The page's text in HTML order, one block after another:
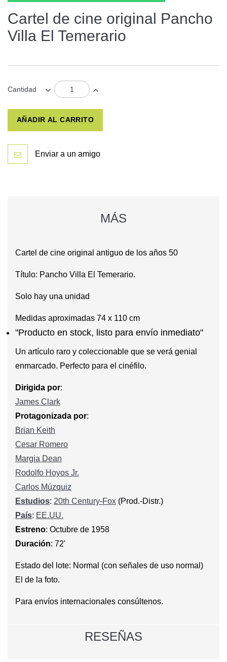
Cartel de cine original Pancho
Villa El Temerario
Cantidad
AÑADIR AL CARRITO
Enviar a un amigo
MÁS
Cartel de cine original antiguo de los años 50
Título: Pancho Villa El Temerario.
Solo hay una unidad
Medidas aproximadas 74 x 110 cm
"Producto en stock, listo para envío inmediato"
Un artículo raro y coleccionable que se verá genial
enmarcado. Perfecto para el cinéfilo.
Dirigida por:
James Clark
Protagonizada por:
Brian Keith
Cesar Romero
Margia Dean
Rodolfo Hoyos Jr.
Carlos Múzquiz
Estudios: 20th Century-Fox (Prod.-Distr.)
País: EE.UU.
Estreno: Octubre de 1958
Duración: 72'
Estado del lote: Normal (con señales de uso normal)
El de la foto.
Para envíos internacionales consúltenos.
RESEÑAS